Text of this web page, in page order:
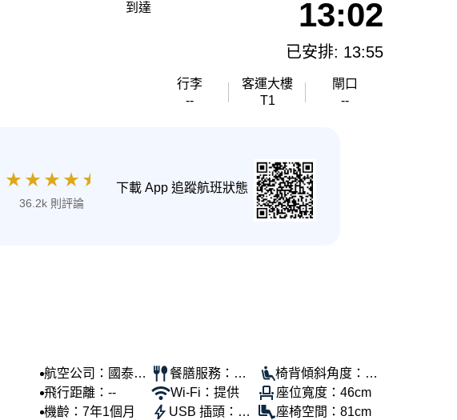
到達 13:02
已安排: 13:55
行李
--
客運大樓
T1
閘口
--
★ ★ ★ ★ ★
36.2k 則評論
下載 App 追蹤航班狀態
航空公司：國泰航
空
飛行距離：--
機齡：7年1個月
餐膳服務：提
供
Wi-Fi：提供
USB 插頭：提
椅背傾斜角度：11
5°
座位寬度：46cm
座椅空間：81cm